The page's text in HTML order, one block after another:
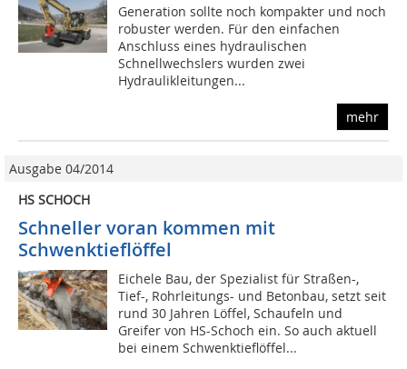
Generation sollte noch kompakter und noch
robuster werden. Für den einfachen
Anschluss eines hydraulischen
Schnellwechslers wurden zwei
Hydraulikleitungen...
mehr
Ausgabe 04/2014
HS SCHOCH
Schneller voran kommen mit
Schwenktieflöffel
Eichele Bau, der Spezialist für Straßen-,
Tief-, Rohrleitungs- und Betonbau, setzt seit
rund 30 Jahren Löffel, Schaufeln und
Greifer von HS-Schoch ein. So auch aktuell
bei einem Schwenktieflöffel...